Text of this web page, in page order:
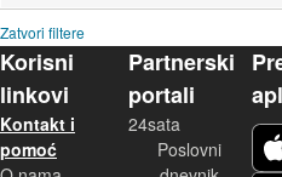
Zatvori filtere
Korisni
linkovi
Kontakt i
pomoć
Partnerski
portali
24sata
Poslovni